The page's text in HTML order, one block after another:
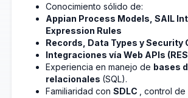
Conocimiento sólido de:
Appian Process Models, SAIL
Expression Rules
Records, Data Types y Security
Integraciones vía Web APIs
Experiencia en manejo de bases
relacionales (SQL).
Familiaridad con SDLC
, control